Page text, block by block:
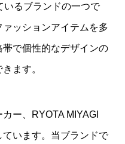
いるブランドの一つで
ッションアイテムを多
帯で個性的なデザインの
ます。
ー、RYOTA MIYAGI
います。当ブランドで